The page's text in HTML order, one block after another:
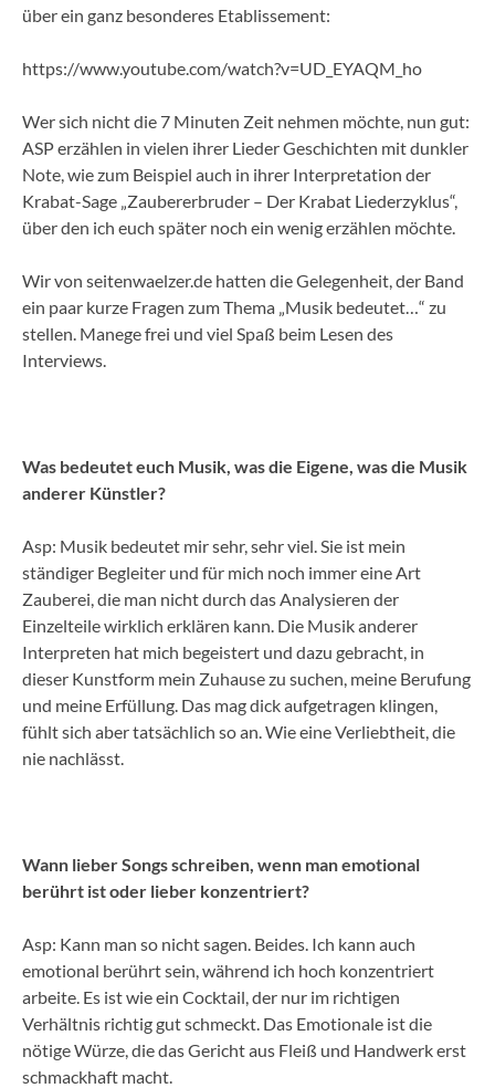
über ein ganz besonderes Etablissement:
https://www.youtube.com/watch?v=UD_EYAQM_ho
Wer sich nicht die 7 Minuten Zeit nehmen möchte, nun gut:
ASP erzählen in vielen ihrer Lieder Geschichten mit dunkler
Note, wie zum Beispiel auch in ihrer Interpretation der
Krabat-Sage „Zaubererbruder – Der Krabat Liederzyklus“,
über den ich euch später noch ein wenig erzählen möchte.
Wir von seitenwaelzer.de hatten die Gelegenheit, der Band
ein paar kurze Fragen zum Thema „Musik bedeutet…“ zu
stellen. Manege frei und viel Spaß beim Lesen des
Interviews.
Was bedeutet euch Musik, was die Eigene, was die Musik
anderer Künstler?
Asp: Musik bedeutet mir sehr, sehr viel. Sie ist mein
ständiger Begleiter und für mich noch immer eine Art
Zauberei, die man nicht durch das Analysieren der
Einzelteile wirklich erklären kann. Die Musik anderer
Interpreten hat mich begeistert und dazu gebracht, in
dieser Kunstform mein Zuhause zu suchen, meine Berufung
und meine Erfüllung. Das mag dick aufgetragen klingen,
fühlt sich aber tatsächlich so an. Wie eine Verliebtheit, die
nie nachlässt.
Wann lieber Songs schreiben, wenn man emotional
berührt ist oder lieber konzentriert?
Asp: Kann man so nicht sagen. Beides. Ich kann auch
emotional berührt sein, während ich hoch konzentriert
arbeite. Es ist wie ein Cocktail, der nur im richtigen
Verhältnis richtig gut schmeckt. Das Emotionale ist die
nötige Würze, die das Gericht aus Fleiß und Handwerk erst
schmackhaft macht.